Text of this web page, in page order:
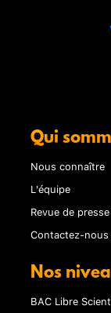
Qui
Nous connaître
L'équipe
Revue de presse
Contactez-nous
Nos
BAC Libre